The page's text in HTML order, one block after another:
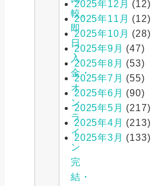
較。
即
日
入
金・
オ
ン
ラ
イ
ン
完
結・
2025年12月 (12)
2025年11月 (12)
2025年10月 (28)
2025年9月 (47)
2025年8月 (53)
2025年7月 (55)
2025年6月 (90)
2025年5月 (217)
2025年4月 (213)
2025年3月 (133)